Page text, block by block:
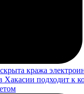
кража
Хакасии подходит к